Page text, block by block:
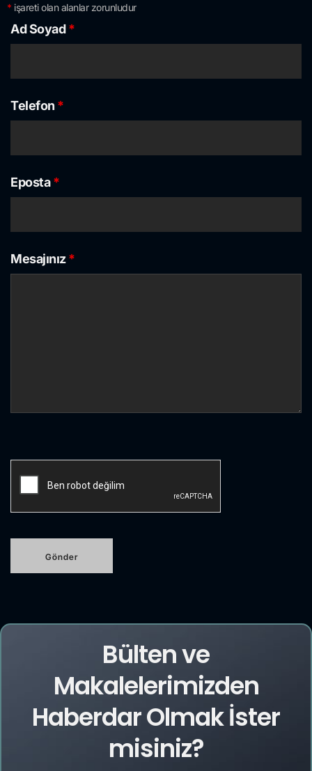
* işareti olan alanlar zorunludur
Ad Soyad*
Telefon *
Eposta*
Mesajınız*
Bülten ve
Makalelerimizden
Haberdar Olmak İster
misiniz?